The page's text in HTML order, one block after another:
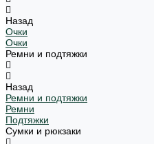
Назад
Очки
Очки
Ремни и подтяжки
Назад
Ремни и подтяжки
Ремни
Подтяжки
Сумки и рюкзаки